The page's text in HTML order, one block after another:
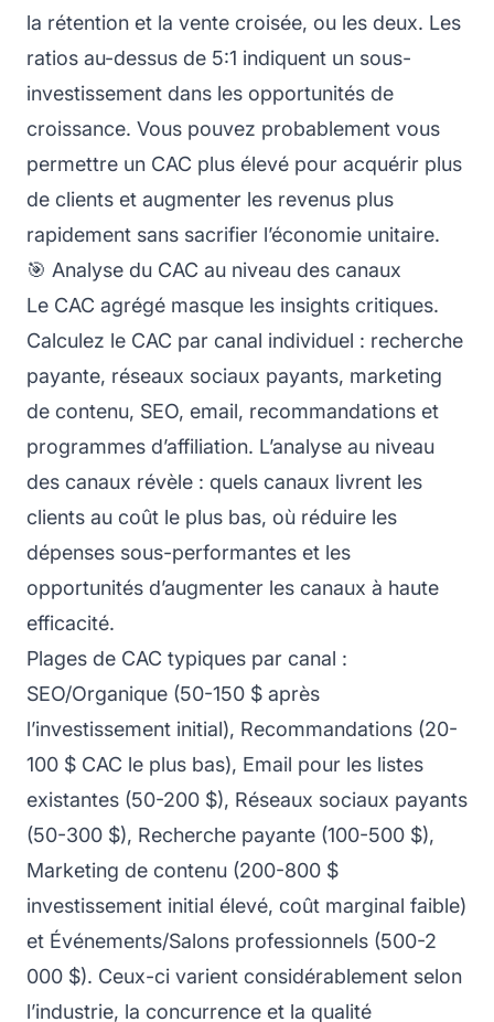
la rétention et la vente croisée, ou les deux. Les
ratios au-dessus de 5:1 indiquent un sous-
investissement dans les opportunités de
croissance. Vous pouvez probablement vous
permettre un CAC plus élevé pour acquérir plus
de clients et augmenter les revenus plus
rapidement sans sacrifier l’économie unitaire.
🎯 Analyse du CAC au niveau des canaux
Le CAC agrégé masque les insights critiques.
Calculez le CAC par canal individuel : recherche
payante, réseaux sociaux payants, marketing
de contenu, SEO, email, recommandations et
programmes d’affiliation. L’analyse au niveau
des canaux révèle : quels canaux livrent les
clients au coût le plus bas, où réduire les
dépenses sous-performantes et les
opportunités d’augmenter les canaux à haute
efficacité.
Plages de CAC typiques par canal :
SEO/Organique (50-150 $ après
l’investissement initial), Recommandations (20-
100 $ CAC le plus bas), Email pour les listes
existantes (50-200 $), Réseaux sociaux payants
(50-300 $), Recherche payante (100-500 $),
Marketing de contenu (200-800 $
investissement initial élevé, coût marginal faible)
et Événements/Salons professionnels (500-2
000 $). Ceux-ci varient considérablement selon
l’industrie, la concurrence et la qualité